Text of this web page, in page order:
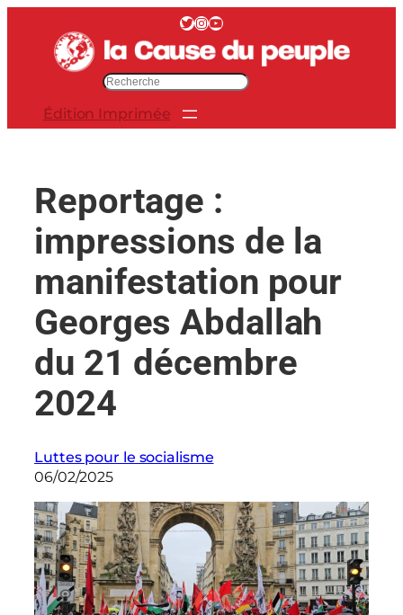
contenu
Twitter InstagramYouTube
e
r
Édition Imprimée
Reportage :
impressions de la
manifestation pour
Georges Abdallah
du 21 décembre
2024
Luttes pour le socialisme
06/02/2025